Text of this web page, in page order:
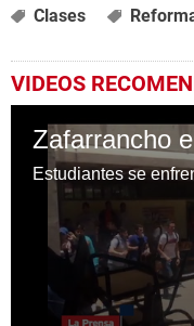
Clases
VIDEOS
Zafarrancho
Estudiantes se